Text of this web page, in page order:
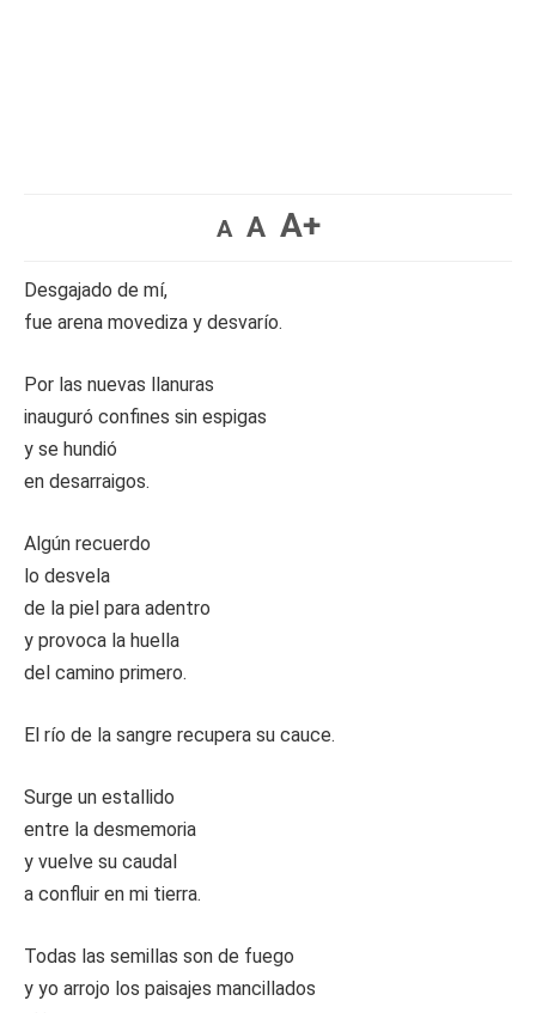
A A A+
Desgajado de mí,
fue arena movediza y desvarío.
Por las nuevas llanuras
inauguró confines sin espigas
y se hundió
en desarraigos.
Algún recuerdo
lo desvela
de la piel para adentro
y provoca la huella
del camino primero.
El río de la sangre recupera su cauce.
Surge un estallido
entre la desmemoria
y vuelve su caudal
a confluir en mi tierra.
Todas las semillas son de fuego
y yo arrojo los paisajes mancillados